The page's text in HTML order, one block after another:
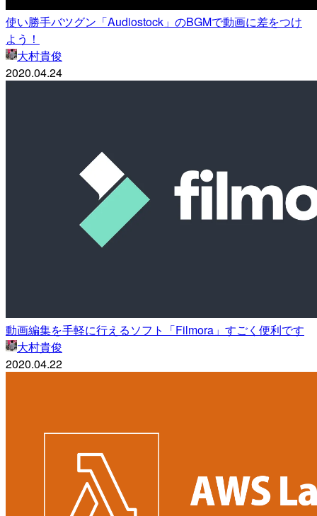
使い勝手バツグン「Audiostock」のBGMで動画に差をつけ
よう！
大村貴俊
2020.04.24
動画編集を手軽に行えるソフト「Filmora」すごく便利です
大村貴俊
2020.04.22